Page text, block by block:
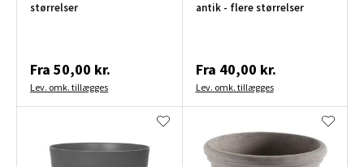
størrelser
Fra 50,00 kr.
Lev. omk. tillægges
antik - flere størrelser
Fra 40,00 kr.
Lev. omk. tillægges